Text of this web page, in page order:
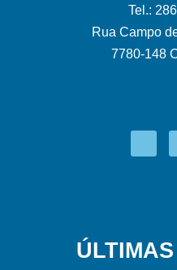
Tel.:
Rua Campo
7780-148